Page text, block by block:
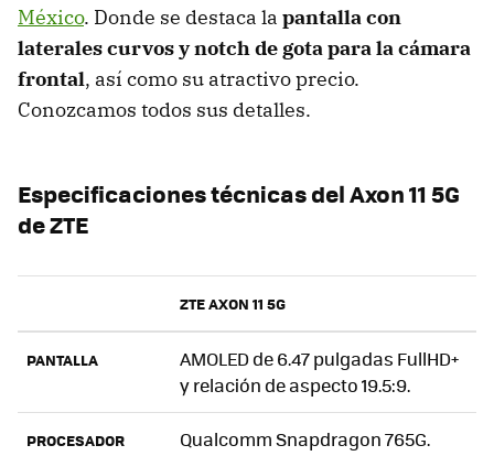
México. Donde se destaca la pantalla con
laterales curvos y notch de gota para la cámara
frontal, así como su atractivo precio.
Conozcamos todos sus detalles.
Especificaciones técnicas del Axon 11 5G
de ZTE
ZTE AXON 11 5G
PANTALLA
AMOLED de 6.47 pulgadas FullHD+
y relación de aspecto 19.5:9.
PROCESADOR Qualcomm Snapdragon 765G.